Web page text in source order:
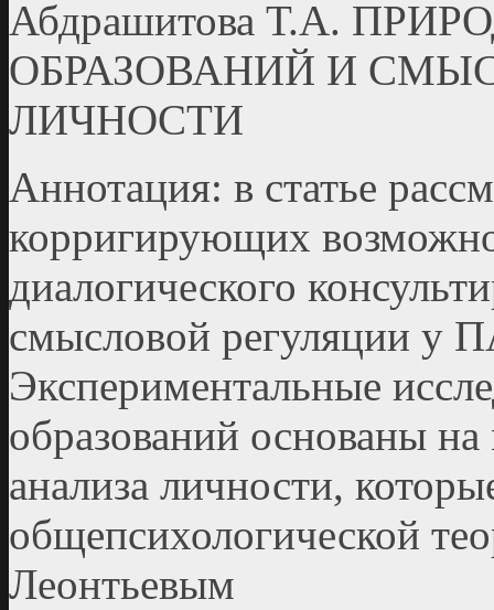
Абдрашитова Т.А.
ОБРАЗОВАНИЙ И
ЛИЧНОСТИ
Аннотация: в статье
корригирующих
диалогического
смысловой регуляции у
Экспериментальные
образований основаны
анализа личности,
общепсихологической
Леонтьевым